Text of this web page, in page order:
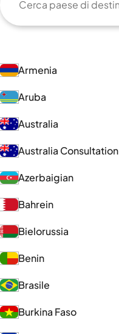
Armenia
Aruba
Australia
Australia Consultation
Azerbaigian
Bahrein
Bielorussia
Benin
Brasile
Burkina Faso